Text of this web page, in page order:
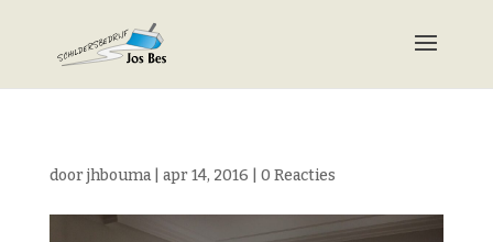
doorjhbouma| apr 14, 2016 0 Reacties